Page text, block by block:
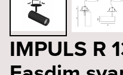
IMPULS R